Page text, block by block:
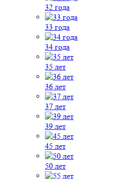
32 года
33 года
34 года
35 лет
36 лет
37 лет
39 лет
45 лет
50 лет